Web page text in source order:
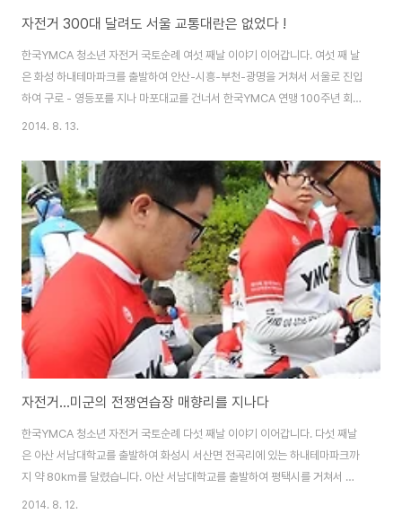
자전거 300대 달려도 서울 교통대란은 없었다 !
한국YMCA 청소년 자전거 국토순례 여섯 째날 이야기 이어갑니다. 여섯 째 날
은 화성 하내테마파크를 출발하여 안산-시흥-부천-광명을 거쳐서 서울로 진입
하여 구로 - 영등포를 지나 마포대교를 건너서 한국YMCA 연맹 100주년 회원
대회가 개최되는 광화문까지 갔다가 서울시청광장까지 가는 일정이었습니다.
습니다. 서울 시내에 진입하면서 가다서다를 반복하고 워낙 서행 구간이 많았
기 때문에 평속이 뚝 떨어졌습니다. 하지만 속도가 느린 만큼 약간 지겹기는 하
였지만 안전한 라이딩을 할 수 있었습니다. 화성 하내테마파크를 출발하여 약
20km쯤 달렸을 때 시화방조제가 나타났습니다. 시화방조제는 약 11km의 평
지 직선 구간으로 속도를 내..
2014. 8. 13.
자전거...미군의 전쟁연습장 매향리를 지나다
한국YMCA 청소년 자전거 국토순례 다섯 째날 이야기 이어갑니다. 다섯 째날
은 아산 서남대학교를 출발하여 화성시 서산면 전곡리에 있는 하내테마파크까
지 약 80km를 달렸습니다. 아산 서남대학교를 출발하여 평택시를 거쳐서 화
성시 우정읍 이화3리 마을회관에서 점심을 먹고 오후에 매향리 평화마을을 들
2014. 8. 12.